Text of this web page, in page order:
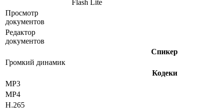
Flash Lite
Просмотр
документов
Редактор
документов
Спикер
Громкий динамик
Кодеки
MP3
MP4
H.265